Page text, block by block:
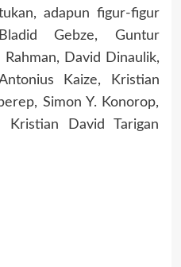
adapun figur-figur
Gebze, Guntur
David Dinaulik,
Kaize, Kristian
Simon Y. Konorop,
Kristian David Tarigan